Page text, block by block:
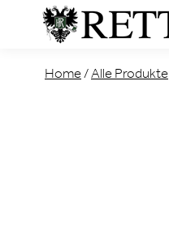
Home / Alle Produkte